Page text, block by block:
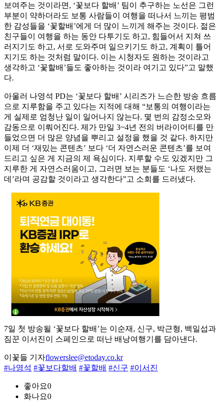
보여주는 것이라면, ‘꽃보다 할배’ 팀이 추구하는 노선은 그런
부분이 약하더라도 보통 사람들이 여행을 떠나서 느끼는 평범
한 감성들을 ‘꽃할배’에게 더 많이 느끼게 해주는 것이다. 젊은
친구들이 여행을 하는 동안 다투기도 하고, 힘들어서 지쳐 쓰
러지기도 하고, 서로 도와주며 일으키기도 하고, 계획이 틀어
지기도 하는 것처럼 말이다. 이는 시청자도 원하는 것이라고
생각하고 ‘꽃할배’들도 좋아하는 것이라 여기고 있다”고 말했
다.
아울러 나영석 PD는 ‘꽃보다 할배’ 시리즈가 느슨한 방송 흐름
으로 지루함을 주고 있다는 지적에 대해 “보통의 여행이라는
게 실제로 엄청난 일이 일어나지 않는다. 몇 번의 감정소모와
감동으로 이뤄어진다. 제가 만일 3~4년 전의 버라이어티를 만
들었으면 더 많은 양념을 뿌리고 설정을 했을 것 같다. 하지만
이제 더 ‘재밌는 콘텐츠’ 보다 ‘더 자연스러운 콘텐츠’를 보여
드리고 싶은 게 지금의 제 욕심이다. 지루할 수도 있겠지만 그
지루한 게 자연스러움이고, 그러면 보는 분들도 ‘나도 저랬는
데’라며 공감할 것이라고 생각한다”고 소회를 드러냈다.
7일 첫 방송될 ‘꽃보다 할배’는 이순재, 신구, 박근형, 백일섭과
짐꾼 이서진이 스페인으로 떠난 배낭여행기를 담아낸다.
이꽃들 기자flowerslee@etoday.co.kr
#나영석 #꽃보다할배 #꽃할배 #신구 #이서진
좋아요0
화나요0